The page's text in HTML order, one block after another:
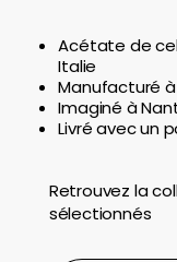
Acétate de
Italie
Manufacturé
Imaginé à
Livré avec un
Retrouvez la
sélectionnés